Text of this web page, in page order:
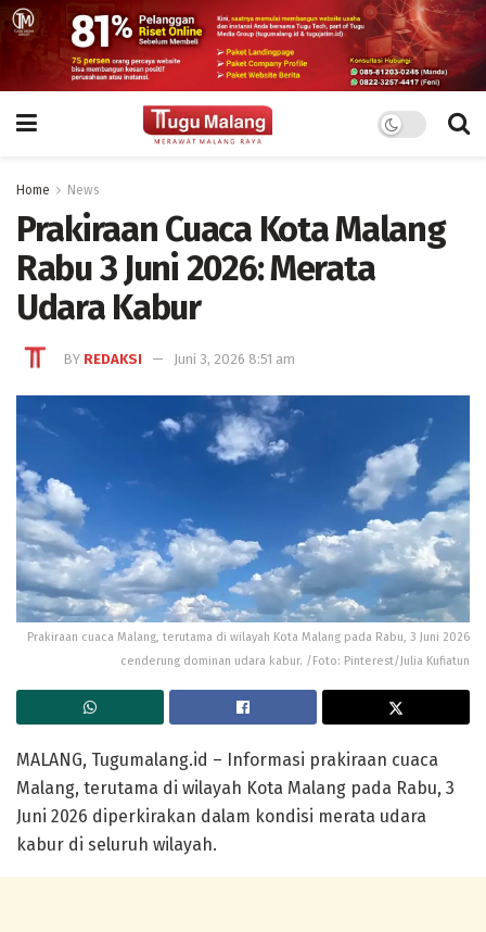
Home News
Prakiraan Cuaca Kota Malang
Rabu 3 Juni 2026: Merata
Udara Kabur
BY REDAKSI Juni 3, 2026 8:51 am
Prakiraan cuaca Malang, terutama di wilayah Kota Malang pada Rabu, 3 Juni 2026
cenderung dominan udara kabur. /Foto: Pinterest/Julia Kufiatun
MALANG, Tugumalang.id – Informasi prakiraan cuaca
Malang, terutama di wilayah Kota Malang pada Rabu, 3
Juni 2026 diperkirakan dalam kondisi merata udara
kabur di seluruh wilayah.